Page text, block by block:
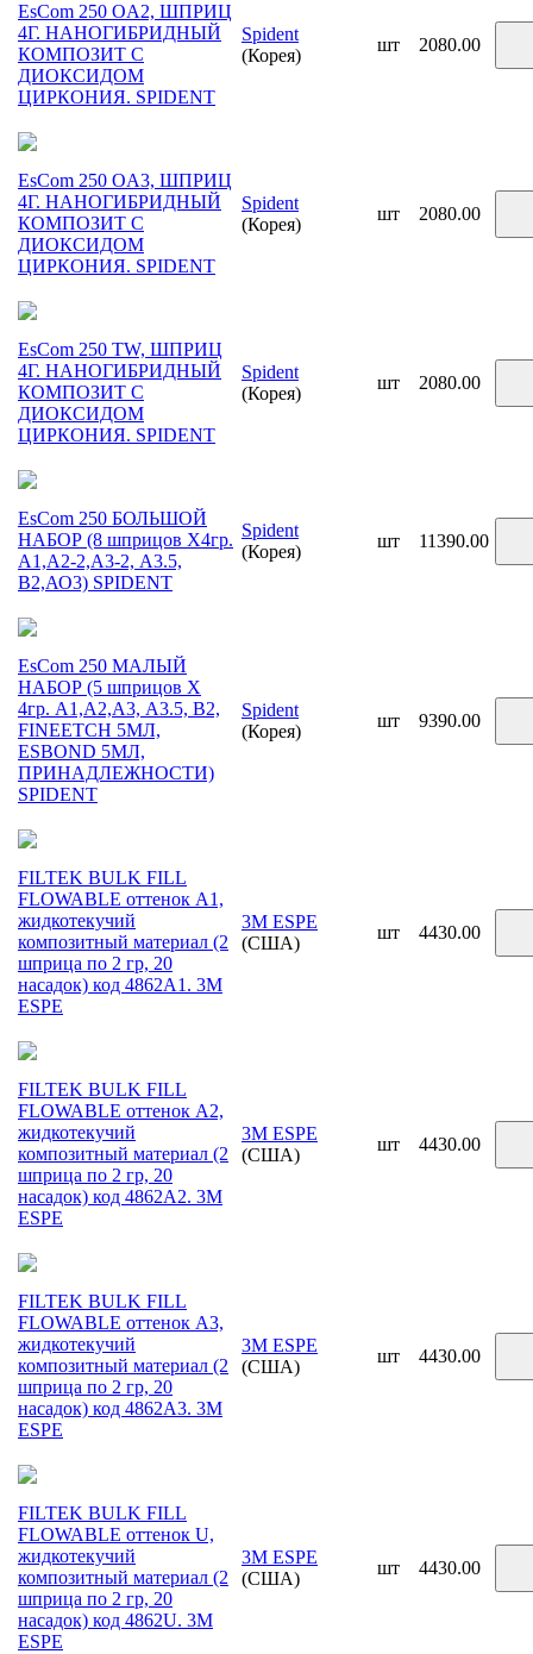
EsCom 250 OA2, ШПРИЦ
4Г. НАНОГИБРИДНЫЙ
КОМПОЗИТ С
ДИОКСИДОМ
ЦИРКОНИЯ. SPIDENT
Spident
(Корея)
шт 2080.00
EsCom 250 OA3, ШПРИЦ
4Г. НАНОГИБРИДНЫЙ
КОМПОЗИТ С
ДИОКСИДОМ
ЦИРКОНИЯ. SPIDENT
Spident
(Корея)
шт 2080.00
EsCom 250 TW, ШПРИЦ
4Г. НАНОГИБРИДНЫЙ
КОМПОЗИТ С
ДИОКСИДОМ
ЦИРКОНИЯ. SPIDENT
Spident
(Корея)
шт 2080.00
EsCom 250 БОЛЬШОЙ
НАБОР (8 шприцов Х4гр.
A1,А2-2,А3-2, А3.5,
В2,АО3) SPIDENT
Spident
(Корея)
шт 11390.00
EsCom 250 МАЛЫЙ
НАБОР (5 шприцов Х
4гр. A1,А2,А3, А3.5, В2,
FINEETCH 5МЛ,
ESBOND 5МЛ,
ПРИНАДЛЕЖНОСТИ)
SPIDENT
Spident
(Корея)
шт 9390.00
FILTEK BULK FILL
FLOWABLE оттенок A1,
жидкотекучий
композитный материал (2
шприца по 2 гр, 20
насадок) код 4862A1. 3М
ESPE
3M ESPE
(США)
шт 4430.00
FILTEK BULK FILL
FLOWABLE оттенок A2,
жидкотекучий
композитный материал (2
шприца по 2 гр, 20
насадок) код 4862A2. 3М
ESPE
3M ESPE
(США)
шт 4430.00
FILTEK BULK FILL
FLOWABLE оттенок A3,
жидкотекучий
композитный материал (2
шприца по 2 гр, 20
насадок) код 4862A3. 3М
ESPE
3M ESPE
(США)
шт 4430.00
FILTEK BULK FILL
FLOWABLE оттенок U,
жидкотекучий
композитный материал (2
шприца по 2 гр, 20
насадок) код 4862U. 3М
ESPE
3M ESPE
(США)
шт 4430.00